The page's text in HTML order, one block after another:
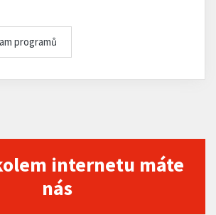
programů
internetu máte
nás